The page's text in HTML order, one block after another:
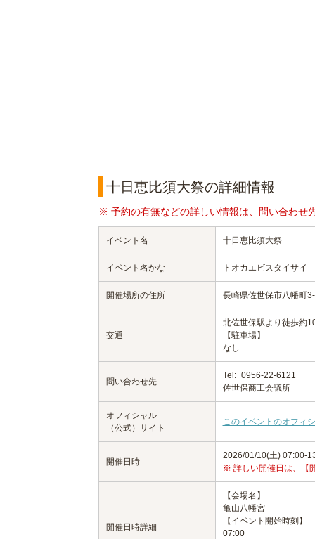
十日恵比須大祭の詳細情報
※ 予約の有無などの詳しい情報は、問い合わせ
イベント名 十日恵比須大祭
イベント名かな トオカエビスタイサイ
開催場所の住所 長崎県佐世保市八幡町
交通
北佐世保駅より徒歩約
【駐車場】
なし
問い合わせ先
Tel: 0956-22-6121
佐世保商工会議所
オフィシャル
（公式）サイト
このイベントのオフィ
開催日時
2026/01/10(土) 07:00-
※ 詳しい開催日は、【
開催日時詳細
【会場名】
亀山八幡宮
【イベント開始時刻】
07:00